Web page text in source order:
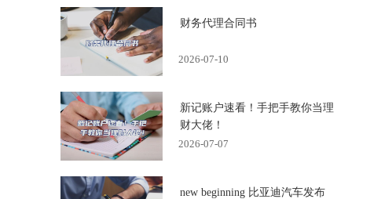
财务代理合同书
2026-07-10
新记账户速看！手把手教你当理
财大佬！
2026-07-07
new beginning 比亚迪汽车发布